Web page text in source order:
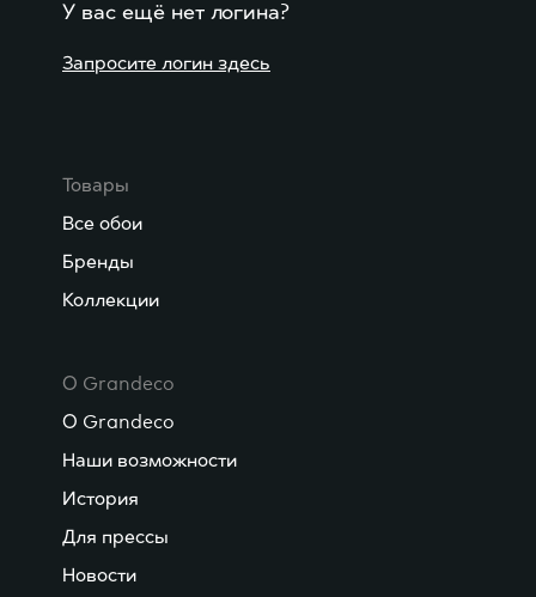
У вас ещё нет логина?
Запросите логин здесь
Товары
Все обои
Бренды
Коллекции
О Grandeco
О Grandeco
Наши возможности
История
Для прессы
Новости